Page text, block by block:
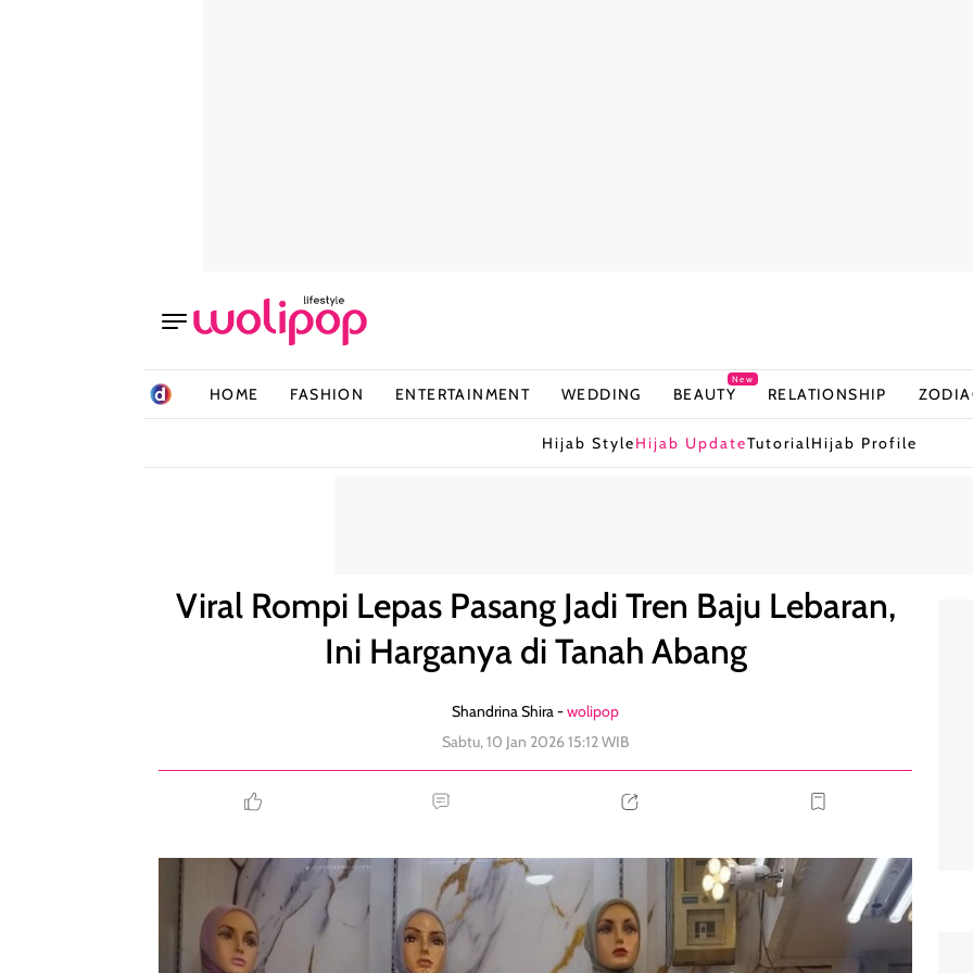
HOME FASHION ENTERTAINMENT WEDDING BEAUTY
New
RELATIONSHIP
Hijab StyleHijab UpdateTutorialHijab Profile
Viral Rompi Lepas Pasang Jadi Tren Baju Lebaran,
Ini Harganya di Tanah Abang
Shandrina Shira -wolipop
Sabtu, 10 Jan 2026 15:12 WIB